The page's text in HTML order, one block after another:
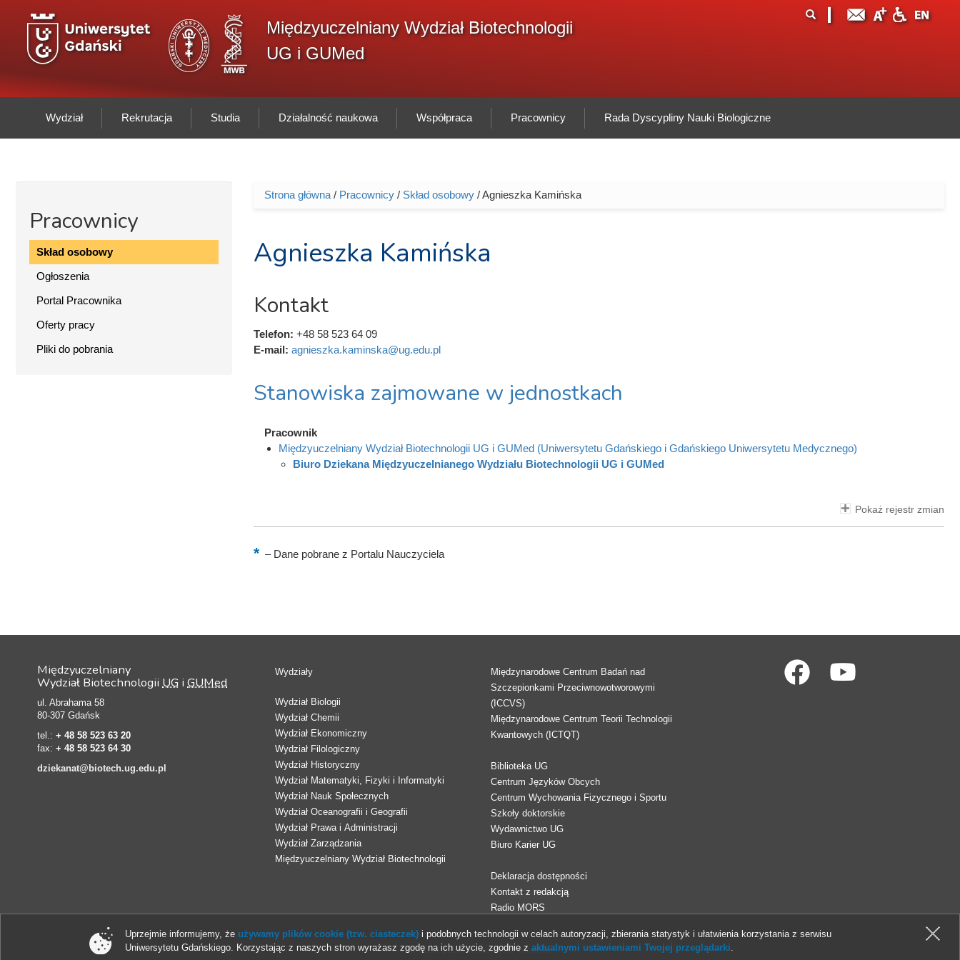
Międzyuczelniany Wydział Biotechnologii
UG i GUMed
Wydział Rekrutacja Studia Działalność naukowa Współpraca Pracownicy Rada Dyscypliny Nauki Biologiczne
Pracownicy
Skład osobowy
Ogłoszenia
Portal Pracownika
Oferty pracy
Pliki do pobrania
Jesteś tutaj
Strona główna/ Pracownicy/ Skład osobowy/ Agnieszka Kamińska
Agnieszka Kamińska
Kontakt
Telefon: +48 58 523 64 09
E-mail: agnieszka.kaminska@ug.edu.pl
Stanowiska zajmowane w jednostkach
Pracownik
Międzyuczelniany Wydział Biotechnologii UG i GUMed (Uniwersytetu Gdańskiego i Gdańskiego Uniwersytetu Medycznego)
Biuro Dziekana Międzyuczelnianego Wydziału Biotechnologii UG i GUMed
Pokaż rejestr zmian
–Dane pobrane z Portalu Nauczyciela
Międzyuczelniany
Wydział Biotechnologii UG i GUMed
ul. Abrahama 58
80-307 Gdańsk
tel.: + 48 58 523 63 20
fax: + 48 58 523 64 30
dziekanat@biotech.ug.edu.pl
Wydziały
Wydział Biologii
Wydział Chemii
Wydział Ekonomiczny
Wydział Filologiczny
Wydział Historyczny
Wydział Matematyki, Fizyki i Informatyki
Wydział Nauk Społecznych
Wydział Oceanografii i Geografii
Wydział Prawa i Administracji
Wydział Zarządzania
Międzyuczelniany Wydział Biotechnologii
Międzynarodowe Centrum Badań nad
Szczepionkami Przeciwnowotworowymi
(ICCVS)
Międzynarodowe Centrum Teorii Technologii
Kwantowych (ICTQT)
Biblioteka UG
Centrum Języków Obcych
Centrum Wychowania Fizycznego i Sportu
Szkoły doktorskie
Wydawnictwo UG
Biuro Karier UG
Deklaracja dostępności
Kontakt z redakcją
Radio MORS
© 2013-2026 Uniwersytet Gdański
Uprzejmie informujemy, że używamy plików cookie (tzw. ciasteczek)i podobnych technologii w celach autoryzacji, zbierania statystyk i ułatwienia korzystania z serwisu
Uniwersytetu Gdańskiego. Korzystając z naszych stron wyrażasz zgodę na ich użycie, zgodnie z aktualnymi ustawieniami Twojej przeglądarki.